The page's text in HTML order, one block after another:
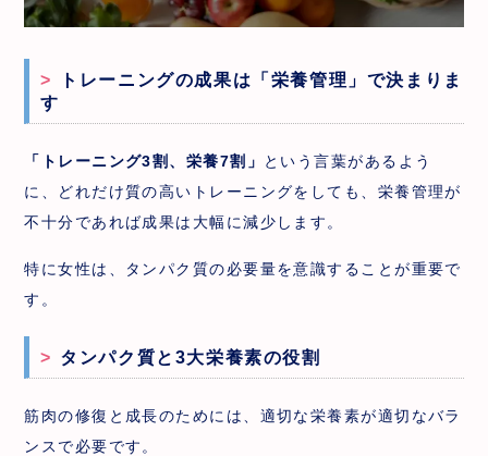
トレーニングの成果は「栄養管理」で決まりま
す
「トレーニング3割、栄養7割」
という言葉があるよう
に、どれだけ質の高いトレーニングをしても、栄養管理が
不十分であれば成果は大幅に減少します。
特に女性は、タンパク質の必要量を意識することが重要で
す。
タンパク質と3大栄養素の役割
筋肉の修復と成長のためには、適切な栄養素が適切なバラ
ンスで必要です。